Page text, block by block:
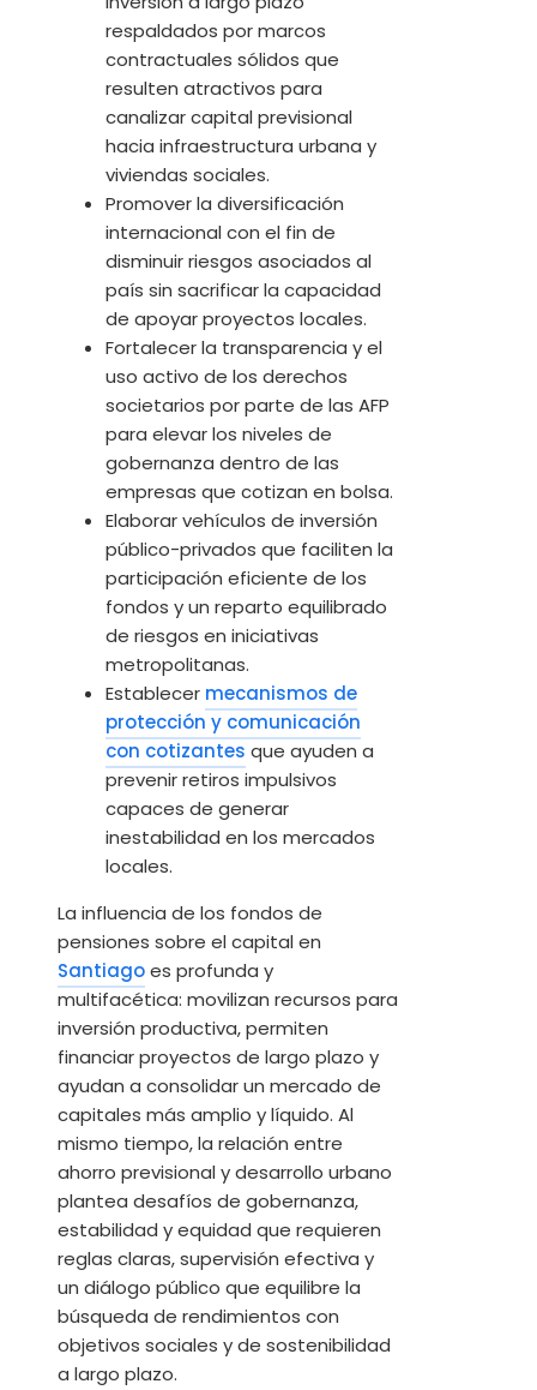
respaldados por marcos
contractuales sólidos que
resulten atractivos para
canalizar capital previsional
hacia infraestructura urbana y
viviendas sociales.
Promover la diversificación
internacional con el fin de
disminuir riesgos asociados al
país sin sacrificar la capacidad
de apoyar proyectos locales.
Fortalecer la transparencia y el
uso activo de los derechos
societarios por parte de las AFP
para elevar los niveles de
gobernanza dentro de las
empresas que cotizan en bolsa.
Elaborar vehículos de inversión
público-privados que faciliten la
participación eficiente de los
fondos y un reparto equilibrado
de riesgos en iniciativas
metropolitanas.
Establecer mecanismos de
protección y comunicación
con cotizantes que ayuden a
prevenir retiros impulsivos
capaces de generar
inestabilidad en los mercados
locales.
La influencia de los fondos de
pensiones sobre el capital en
Santiagoes profunda y
multifacética: movilizan recursos para
inversión productiva, permiten
financiar proyectos de largo plazo y
ayudan a consolidar un mercado de
capitales más amplio y líquido. Al
mismo tiempo, la relación entre
ahorro previsional y desarrollo urbano
plantea desafíos de gobernanza,
estabilidad y equidad que requieren
reglas claras, supervisión efectiva y
un diálogo público que equilibre la
búsqueda de rendimientos con
objetivos sociales y de sostenibilidad
a largo plazo.